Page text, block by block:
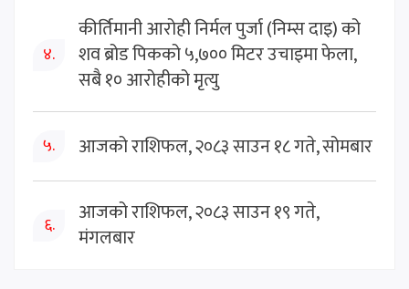
४.
कीर्तिमानी आरोही निर्मल पुर्जा (निम्स दाइ) को
शव ब्रोड पिकको ५,७०० मिटर उचाइमा फेला,
सबै १० आरोहीको मृत्यु
५. आजको राशिफल, २०८३ साउन १८ गते, सोमबार
६.
आजको राशिफल, २०८३ साउन १९ गते,
मंगलबार